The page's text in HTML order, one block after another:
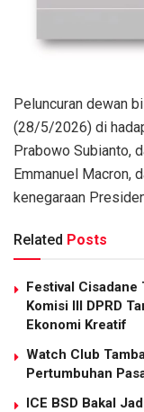
Peluncuran dewan
(28/5/2026) di
Prabowo Subianto,
Emmanuel Macron,
kenegaraan
Related Posts
Festival Cisadane
Komisi III DPRD
Ekonomi Kreatif
Watch Club
Pertumbuhan
ICE BSD Bakal